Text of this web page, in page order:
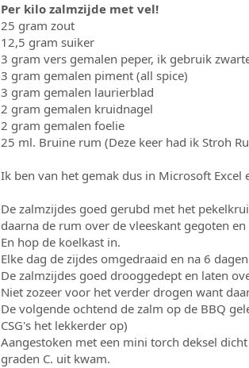
Per kilo zalmzijde met vel!
25 gram zout
12,5 gram suiker
3 gram vers gemalen peper, ik gebruik
3 gram gemalen piment (all spice)
3 gram gemalen laurierblad
2 gram gemalen kruidnagel
2 gram gemalen foelie
25 ml. Bruine rum (Deze keer had ik Stroh
Ik ben van het gemak dus in Microsoft
De zalmzijdes goed gerubd met het
daarna de rum over de vleeskant gegoten
En hop de koelkast in.
Elke dag de zijdes omgedraaid en na 6
De zalmzijdes goed drooggedept en laten
Niet zozeer voor het verder drogen want
De volgende ochtend de zalm op de BBQ
CSG's het lekkerder op)
Aangestoken met een mini torch deksel
graden C. uit kwam.